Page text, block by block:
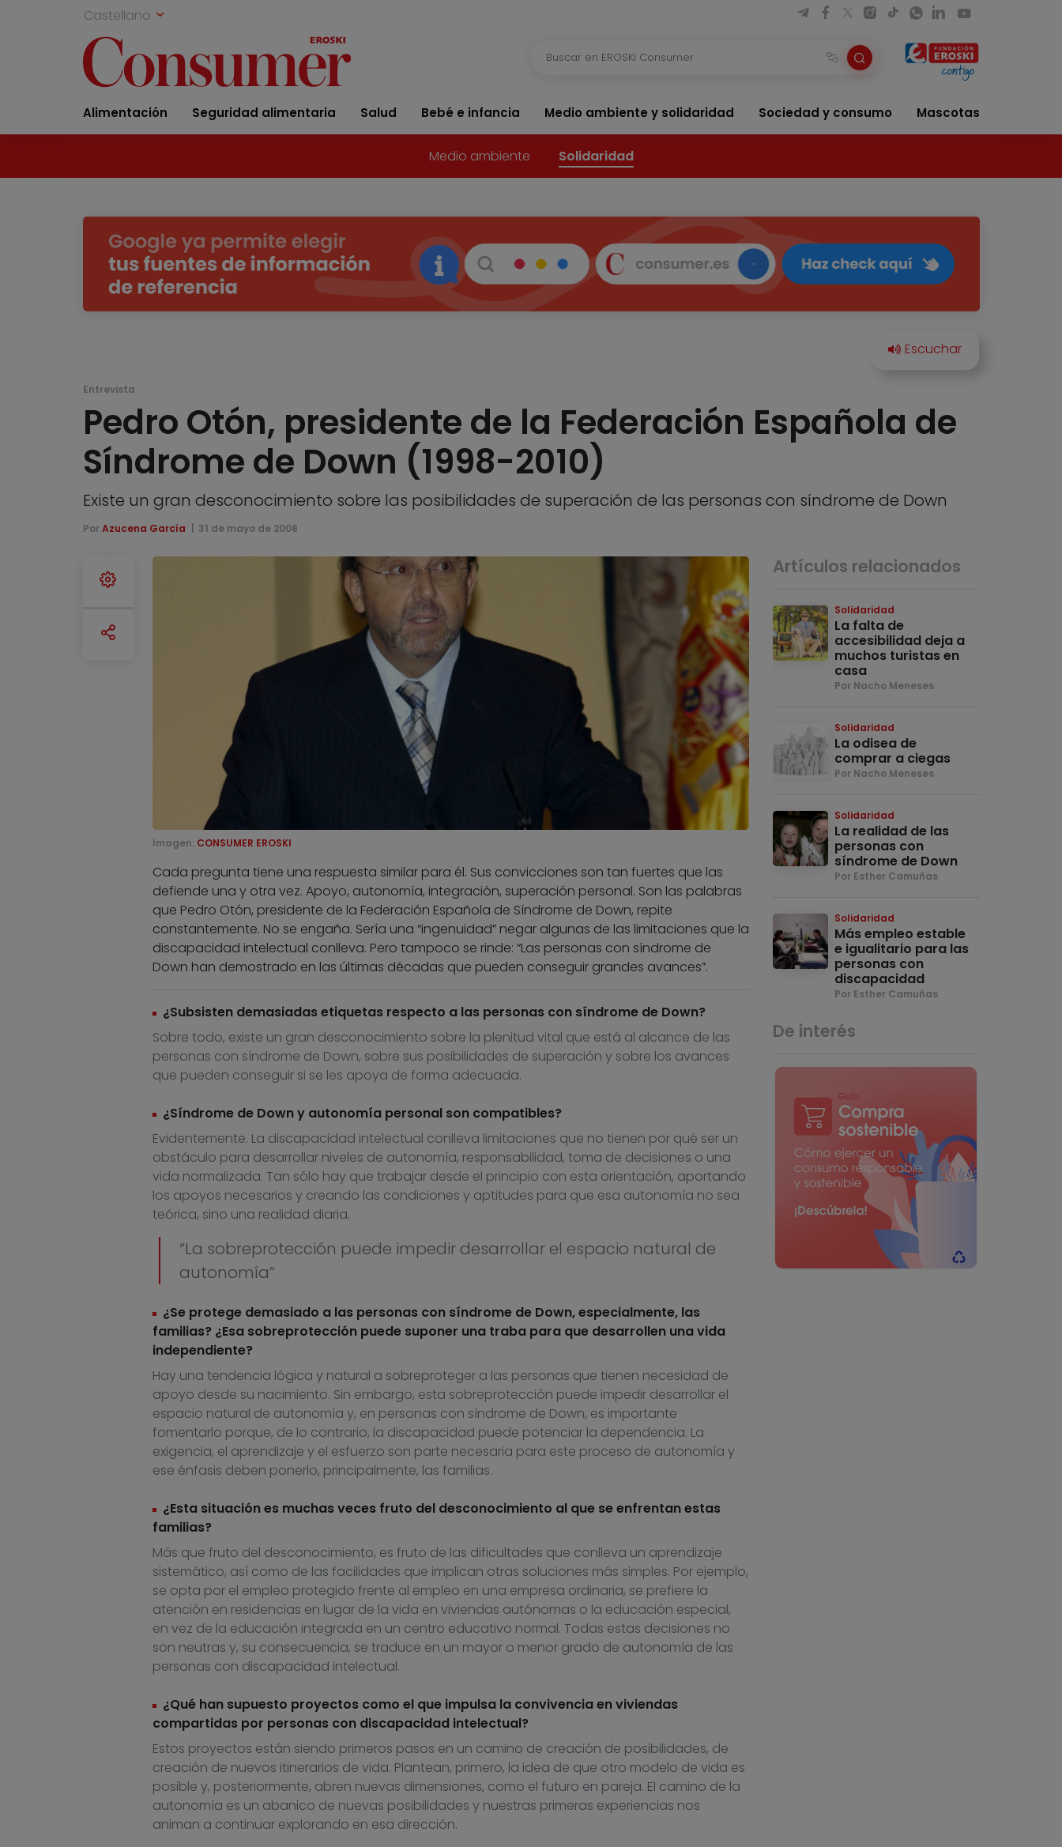
Castellano
Alimentación Seguridad alimentaria Salud Bebé e infancia Medio ambiente y solidaridad Sociedad y consumo Mascotas
Medio ambiente Solidaridad
Entrevista
Pedro Otón, presidente de la Federación Española de
Síndrome de Down (1998-2010)
Existe un gran desconocimiento sobre las posibilidades de superación de las personas con síndrome de Down
Por Azucena García 31 de mayo de 2008
Imagen: CONSUMER EROSKI
Cada pregunta tiene una respuesta similar para él. Sus convicciones son tan fuertes que las
defiende una y otra vez. Apoyo, autonomía, integración, superación personal. Son las palabras
que Pedro Otón, presidente de la Federación Española de Síndrome de Down, repite
constantemente. No se engaña. Sería una “ingenuidad” negar algunas de las limitaciones que la
discapacidad intelectual conlleva. Pero tampoco se rinde: “Las personas con síndrome de
Down han demostrado en las últimas décadas que pueden conseguir grandes avances”.
¿Subsisten demasiadas etiquetas respecto a las personas con síndrome de Down?
Sobre todo, existe un gran desconocimiento sobre la plenitud vital que está al alcance de las
personas con síndrome de Down, sobre sus posibilidades de superación y sobre los avances
que pueden conseguir si se les apoya de forma adecuada.
¿Síndrome de Down y autonomía personal son compatibles?
Evidentemente. La discapacidad intelectual conlleva limitaciones que no tienen por qué ser un
obstáculo para desarrollar niveles de autonomía, responsabilidad, toma de decisiones o una
vida normalizada. Tan sólo hay que trabajar desde el principio con esta orientación, aportando
los apoyos necesarios y creando las condiciones y aptitudes para que esa autonomía no sea
teórica, sino una realidad diaria.
“La sobreprotección puede impedir desarrollar el espacio natural de
autonomía”
¿Se protege demasiado a las personas con síndrome de Down, especialmente, las
familias? ¿Esa sobreprotección puede suponer una traba para que desarrollen una vida
independiente?
Hay una tendencia lógica y natural a sobreproteger a las personas que tienen necesidad de
apoyo desde su nacimiento. Sin embargo, esta sobreprotección puede impedir desarrollar el
espacio natural de autonomía y, en personas con síndrome de Down, es importante
fomentarlo porque, de lo contrario, la discapacidad puede potenciar la dependencia. La
exigencia, el aprendizaje y el esfuerzo son parte necesaria para este proceso de autonomía y
ese énfasis deben ponerlo, principalmente, las familias.
¿Esta situación es muchas veces fruto del desconocimiento al que se enfrentan estas
familias?
Más que fruto del desconocimiento, es fruto de las dificultades que conlleva un aprendizaje
sistemático, así como de las facilidades que implican otras soluciones más simples. Por ejemplo,
se opta por el empleo protegido frente al empleo en una empresa ordinaria, se prefiere la
atención en residencias en lugar de la vida en viviendas autónomas o la educación especial,
en vez de la educación integrada en un centro educativo normal. Todas estas decisiones no
son neutras y, su consecuencia, se traduce en un mayor o menor grado de autonomía de las
personas con discapacidad intelectual.
¿Qué han supuesto proyectos como el que impulsa la convivencia en viviendas
compartidas por personas con discapacidad intelectual?
Estos proyectos están siendo primeros pasos en un camino de creación de posibilidades, de
creación de nuevos itinerarios de vida. Plantean, primero, la idea de que otro modelo de vida es
posible y, posteriormente, abren nuevas dimensiones, como el futuro en pareja. El camino de la
autonomía es un abanico de nuevas posibilidades y nuestras primeras experiencias nos
animan a continuar explorando en esa dirección.
Artículos relacionados
Solidaridad
La falta de
accesibilidad deja a
muchos turistas en
casa
Por Nacho Meneses
Solidaridad
La odisea de
comprar a ciegas
Por Nacho Meneses
Solidaridad
La realidad de las
personas con
síndrome de Down
Por Esther Camuñas
Solidaridad
Más empleo estable
e igualitario para las
personas con
discapacidad
Por Esther Camuñas
De interés